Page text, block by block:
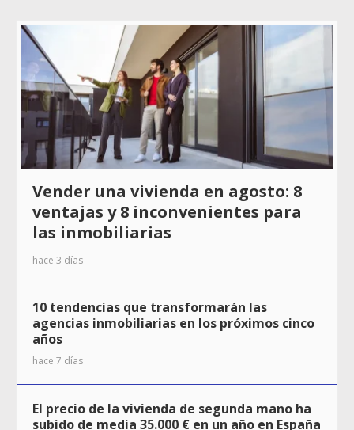
Vender una vivienda en agosto: 8
ventajas y 8 inconvenientes para
las inmobiliarias
hace 3 días
10 tendencias que transformarán las
agencias inmobiliarias en los próximos cinco
años
hace 7 días
El precio de la vivienda de segunda mano ha
subido de media 35.000 € en un año en España